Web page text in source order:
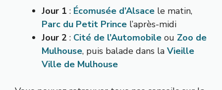
Jour 1 : Écomusée d’Alsace le matin,
Parc du Petit Prince l’après-midi
Jour 2 : Cité de l’Automobile ou Zoo de
Mulhouse, puis balade dans la Vieille
Ville de Mulhouse